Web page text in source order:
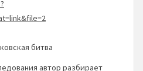
битва
автор разбирает